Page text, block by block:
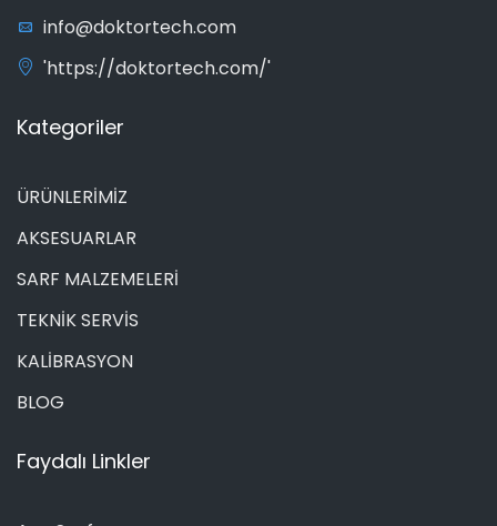
info@doktortech.com
'https://doktortech.com/'
Kategoriler
ÜRÜNLERİMİZ
AKSESUARLAR
SARF MALZEMELERİ
TEKNİK SERVİS
KALİBRASYON
BLOG
Faydalı Linkler